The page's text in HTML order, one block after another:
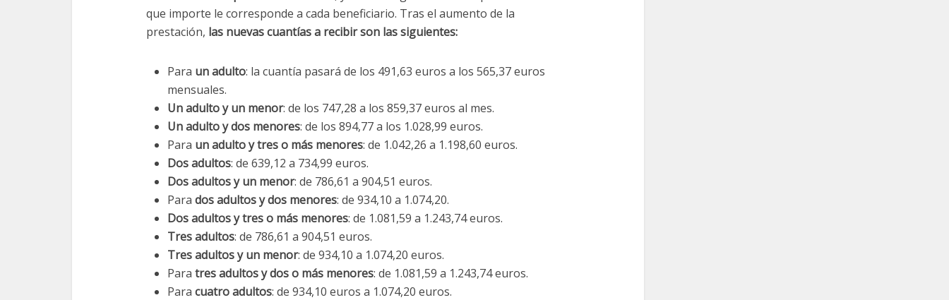
que importe le corresponde a cada beneficiario. Tras el aumento de la
prestación, las nuevas cuantías a recibir son las siguientes:
Para un adulto: la cuantía pasará de los 491,63 euros a los 565,37 euros
mensuales.
Un adulto y un menor: de los 747,28 a los 859,37 euros al mes.
Un adulto y dos menores: de los 894,77 a los 1.028,99 euros.
Para un adulto y tres o más menores: de 1.042,26 a 1.198,60 euros.
Dos adultos: de 639,12 a 734,99 euros.
Dos adultos y un menor: de 786,61 a 904,51 euros.
Para dos adultos y dos menores: de 934,10 a 1.074,20.
Dos adultos y tres o más menores: de 1.081,59 a 1.243,74 euros.
Tres adultos: de 786,61 a 904,51 euros.
Tres adultos y un menor: de 934,10 a 1.074,20 euros.
Para tres adultos y dos o más menores: de 1.081,59 a 1.243,74 euros.
Para cuatro adultos: de 934,10 euros a 1.074,20 euros.